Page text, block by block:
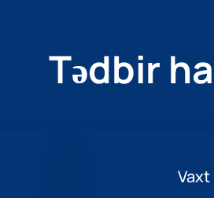
Tədbir
Vaxt